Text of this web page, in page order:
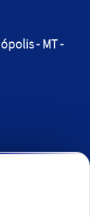
- MT -
- MT -